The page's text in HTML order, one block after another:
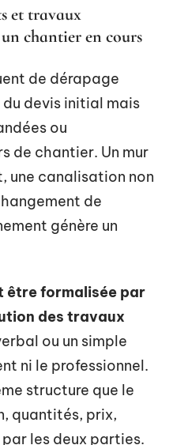
et travaux
chantier en cours
de dérapage
devis initial mais
ou
de chantier. Un mur
une canalisation non
de
génère un
être formalisée par
des travaux
ou un simple
ni le professionnel.
structure que le
quantités, prix,
les deux parties.